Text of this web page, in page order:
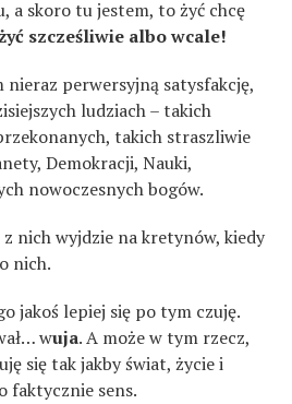
a skoro tu jestem, to żyć chcę
szcześliwie albo wcale!
nieraz perwersyjną satysfakcję,
ludziach – takich
takich straszliwie
Demokracji, Nauki,
nowoczesnych bogów.
nich wyjdzie na kretynów, kiedy
nich.
jakoś lepiej się po tym czuję.
wuja. A może w tym rzecz,
się tak jakby świat, życie i
faktycznie sens.